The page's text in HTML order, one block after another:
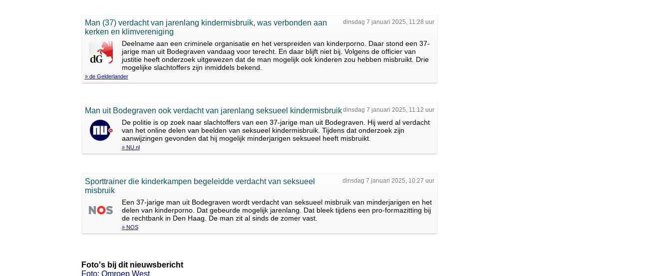
dinsdag 7 januari 2025, 11:28 uur
Man (37) verdacht van jarenlang kindermisbruik, was verbonden aan
kerken en klimvereniging
Deelname aan een criminele organisatie en het verspreiden van kinderporno. Daar stond een 37-
jarige man uit Bodegraven vandaag voor terecht. En daar blijft niet bij. Volgens de officier van
justitie heeft onderzoek uitgewezen dat de man mogelijk ook kinderen zou hebben misbruikt. Drie
mogelijke slachtoffers zijn inmiddels bekend.
» de Gelderlander
dinsdag 7 januari 2025, 11:12 uur
Man uit Bodegraven ook verdacht van jarenlang seksueel kindermisbruik
De politie is op zoek naar slachtoffers van een 37-jarige man uit Bodegraven. Hij werd al verdacht
van het online delen van beelden van seksueel kindermisbruik. Tijdens dat onderzoek zijn
aanwijzingen gevonden dat hij mogelijk minderjarigen seksueel heeft misbruikt.
» NU.nl
dinsdag 7 januari 2025, 10:27 uur
Sporttrainer die kinderkampen begeleidde verdacht van seksueel
misbruik
Een 37-jarige man uit Bodegraven wordt verdacht van seksueel misbruik van minderjarigen en het
delen van kinderporno. Dat gebeurde mogelijk jarenlang. Dat bleek tijdens een pro-formazitting bij
de rechtbank in Den Haag. De man zit al sinds de zomer vast.
» NOS
Foto's bij dit nieuwsbericht
Foto: Omroep West